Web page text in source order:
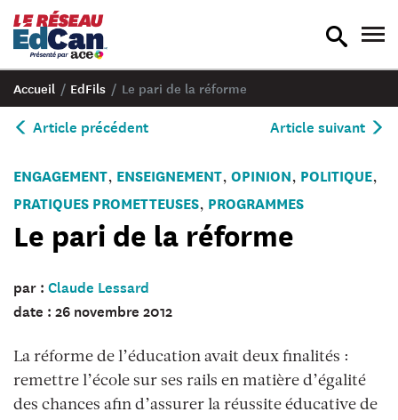
recherche
Accueil / EdFils / Le pari de la réforme
Article précédent Article suivant
ENGAGEMENT, ENSEIGNEMENT, OPINION, POLITIQUE,
PRATIQUES PROMETTEUSES, PROGRAMMES
Le pari de la réforme
par :Claude Lessard
date : 26 novembre 2012
La réforme de l’éducation avait deux finalités :
remettre l’école sur ses rails en matière d’égalité
des chances afin d’assurer la réussite éducative de